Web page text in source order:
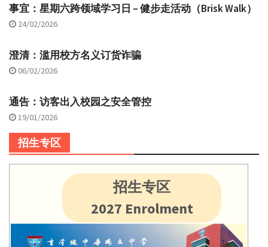
事宜：星期六跨领域学习日 – 健步走活动（Brisk Walk）
24/02/2026
澄清：滥用校方名义订货诈骗
06/02/2026
通告：访客出入校园之安全管控
19/01/2026
招生专区
招生专区
2027 Enrolment